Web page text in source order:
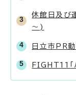
休館日及び
～)
日立市PR
FIGHT11「